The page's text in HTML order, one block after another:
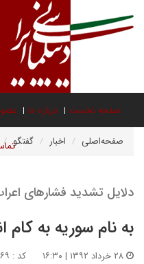
صفحه نخست درباره ما
صفحه‌اصلی اخبار گفتگو
دلایل تشدید فشارهای
به نام سوریه به کام
کد : ۱۹۱۷۲۶۹